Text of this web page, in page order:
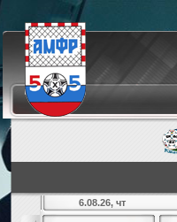
6.08.26, чт